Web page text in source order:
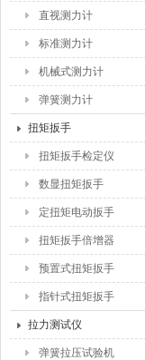
直视测力计
标准测力计
机械式测力计
弹簧测力计
扭矩扳手
扭矩扳手检定仪
数显扭矩扳手
定扭矩电动扳手
扭矩扳手倍增器
预置式扭矩扳手
指针式扭矩扳手
拉力测试仪
弹簧拉压试验机